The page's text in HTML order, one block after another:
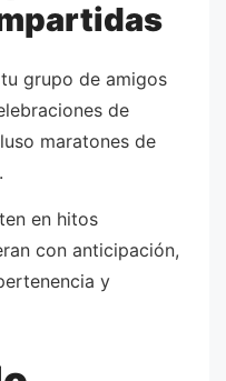
grupo de amigos
de
maratones de
en hitos
con anticipación,
y